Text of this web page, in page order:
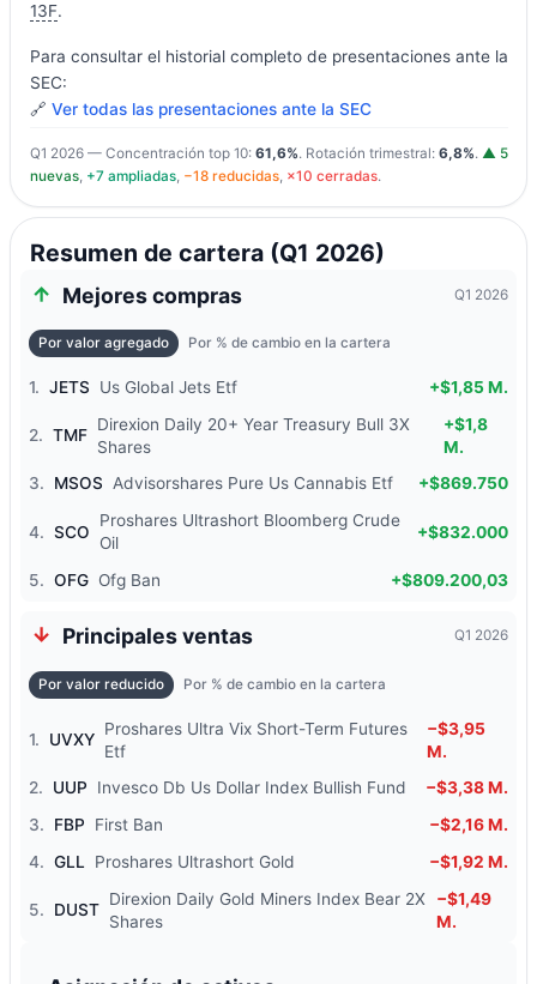
13F.
Para consultar el historial completo de presentaciones ante la
SEC:
🔗 Ver todas las presentaciones ante la SEC
Q1 2026 — Concentración top 10: 61,6%. Rotación trimestral: 6,8%. ▲ 5
nuevas, +7 ampliadas, −18 reducidas, ×10 cerradas.
Resumen de cartera (Q1 2026)
Mejores compras Q1 2026
Por valor agregado Por % de cambio en la cartera
1. JETS Us Global Jets Etf +$1,85 M.
2. TMF
Direxion Daily 20+ Year Treasury Bull 3X
Shares
+$1,8
M.
3.
MSOS Advisorshares Pure Us Cannabis Etf +$869.750
4. SCO
Proshares Ultrashort Bloomberg Crude
Oil
+$832.000
5. OFG Ofg Ban +$809.200,03
Principales ventas Q1 2026
Por valor reducido Por % de cambio en la cartera
1. UVXY
Proshares Ultra Vix Short-Term Futures
Etf
−$3,95
M.
2.
UUP Invesco Db Us Dollar Index Bullish Fund
−$3,38 M.
3.
FBP First Ban
−$2,16 M.
4. GLL Proshares Ultrashort Gold −$1,92 M.
5. DUST
Direxion Daily Gold Miners Index Bear 2X
Shares
−$1,49
M.